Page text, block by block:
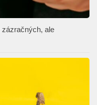
ale